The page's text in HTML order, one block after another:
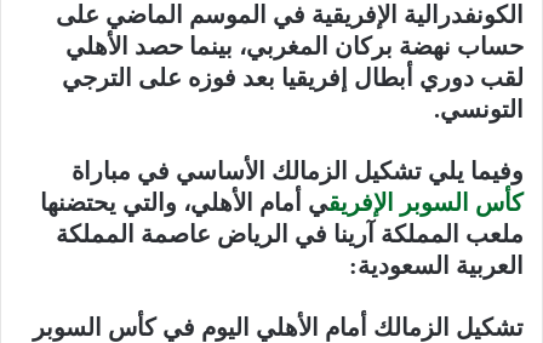
الكونفدرالية الإفريقية في الموسم الماضي على
حساب نهضة بركان المغربي، بينما حصد الأهلي
لقب دوري أبطال إفريقيا بعد فوزه على الترجي
التونسي.
وفيما يلي تشكيل الزمالك الأساسي في مباراة
كأس السوبر الإفريقي أمام الأهلي، والتي يحتضنها
ملعب المملكة آرينا في الرياض عاصمة المملكة
العربية السعودية:
تشكيل الزمالك أمام الأهلي اليوم في كأس السوبر